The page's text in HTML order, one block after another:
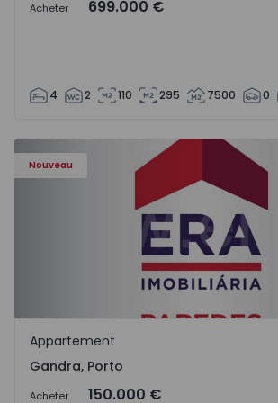
Acheter 699.000 €
4 2 110 295 7500 0
Nouveau
Appartement T0 Paredes, Gandra -
Gandra, Porto
Appartement
Gandra, Porto
Acheter 150.000 €